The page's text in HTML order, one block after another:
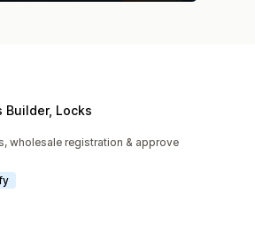
Builder, Locks
wholesale registration & approve